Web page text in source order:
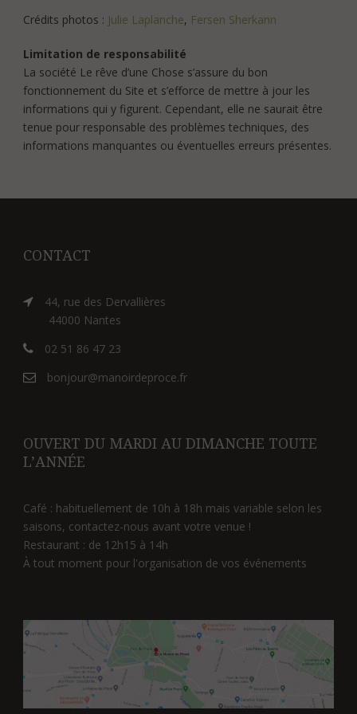
Crédits photos : Julie Laplanche, Fersen Sherkann
Limitation de responsabilité
La société Le rêve d’une Chose s’assure du bon
fonctionnement du Site et s’efforce de mettre à jour les
informations qui y figurent. Cependant, elle ne saurait être
tenue pour responsable des problèmes techniques, des
informations manquantes ou éventuelles erreurs présentes.
CONTACT
44, rue des Dervallières
44000 Nantes
02 51 86 47 23
bonjour@manoirdeproce.fr
OUVERT DU MARDI AU DIMANCHE TOUTE
L’ANNÉE
Café : habituellement de 10h à 18h mais variable selon les
saisons, contactez-nous avant votre venue !
Restaurant : de 12h15 à 14h
À tout moment pour l'organisation de vos événements